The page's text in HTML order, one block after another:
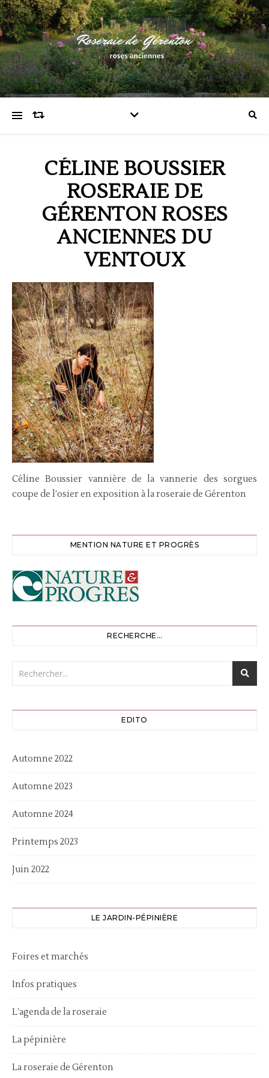
CÉLINE BOUSSIER
ROSERAIE DE
GÉRENTON ROSES
ANCIENNES DU
VENTOUX
Céline Boussier vannière de la vannerie des sorgues
coupe de l’osier en exposition à la roseraie de Gérenton
MENTION NATURE ET PROGRÈS
RECHERCHE…
EDITO
Automne 2022
Automne 2023
Automne 2024
Printemps 2023
Juin 2022
LE JARDIN-PÉPINIÈRE
Foires et marchés
Infos pratiques
L’agenda de la roseraie
La pépinière
La roseraie de Gérenton